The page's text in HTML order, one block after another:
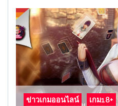
ข่าวเกมออนไลน์ เกม18+